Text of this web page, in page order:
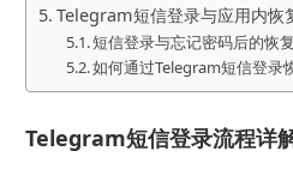
Telegram短信登录与应用内恢
短信登录与忘记密码后的恢
如何通过Telegram短信登录
Telegram短信登录流程详